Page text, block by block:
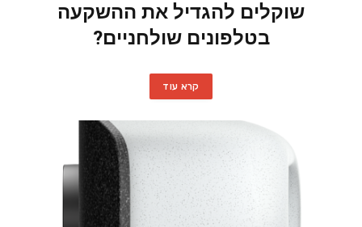
שוקלים להגדיל את ההשקעה
בטלפונים שולחניים?
קרא עוד